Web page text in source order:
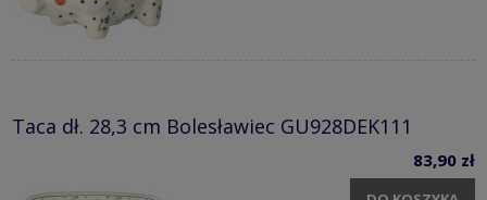
Taca dł. 28,3 cm Bolesławiec GU928DEK111
83,90 zł